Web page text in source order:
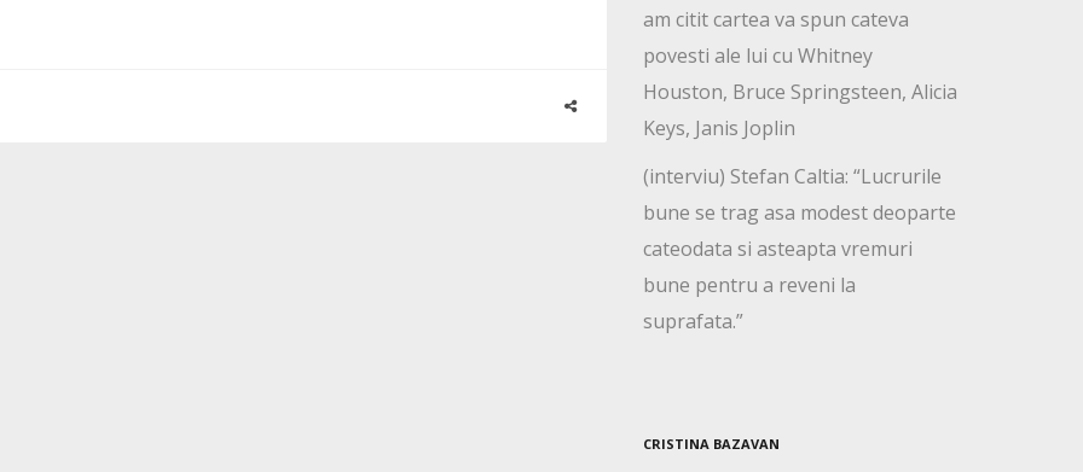
am citit cartea va spun cateva
povesti ale lui cu Whitney
Houston, Bruce Springsteen, Alicia
Keys, Janis Joplin
(interviu) Stefan Caltia: “Lucrurile
bune se trag asa modest deoparte
cateodata si asteapta vremuri
bune pentru a reveni la
suprafata.”
CRISTINA BAZAVAN